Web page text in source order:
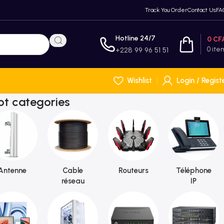
Track You OrderContact Us
Hotline 24/7
+228 99 96 51 51 0
0
Wishlist Login /
categories
Cable
réseau
Routeurs
Téléphone
IP